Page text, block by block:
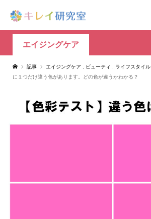
エイジングケア
記事 エイジングケア ビューティ ライフスタイル
に１つだけ違う色があります。どの色が違うかわかる？